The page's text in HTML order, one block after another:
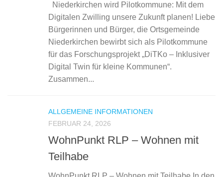
Niederkirchen wird Pilotkommune: Mit dem
Digitalen Zwilling unsere Zukunft planen! Liebe
Bürgerinnen und Bürger, die Ortsgemeinde
Niederkirchen bewirbt sich als Pilotkommune
für das Forschungsprojekt „DiTKo – Inklusiver
Digital Twin für kleine Kommunen“.
Zusammen...
ALLGEMEINE INFORMATIONEN
FEBRUAR 24, 2026
WohnPunkt RLP – Wohnen mit
Teilhabe